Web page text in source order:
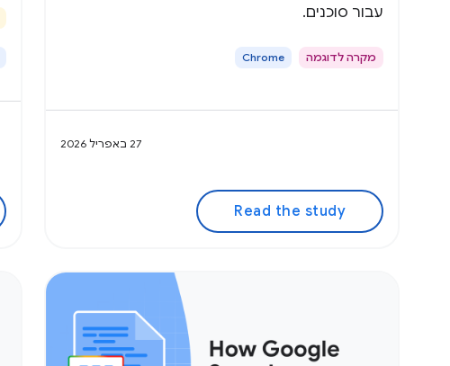
עבור סוכנים.
מקרה לדוגמה Chrome
27 באפריל 2026
Read the study